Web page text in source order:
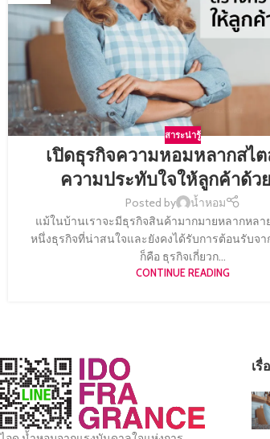
สาระน่ารู้
เปิดธุรกิจความหอมหลากสไต
ความประทับใจให้ลูกค้าด้ว
Posted by
น้ำหอม
แม้ในบ้านเราจะมีธุรกิจสินค้ามากมายหลากหลา
หนึ่งธุรกิจที่น่าสนใจและยังคงได้รับการต้อนรับจ
ก็คือ ธุรกิจเกี่ยวก...
CONTINUE READING
เรื่